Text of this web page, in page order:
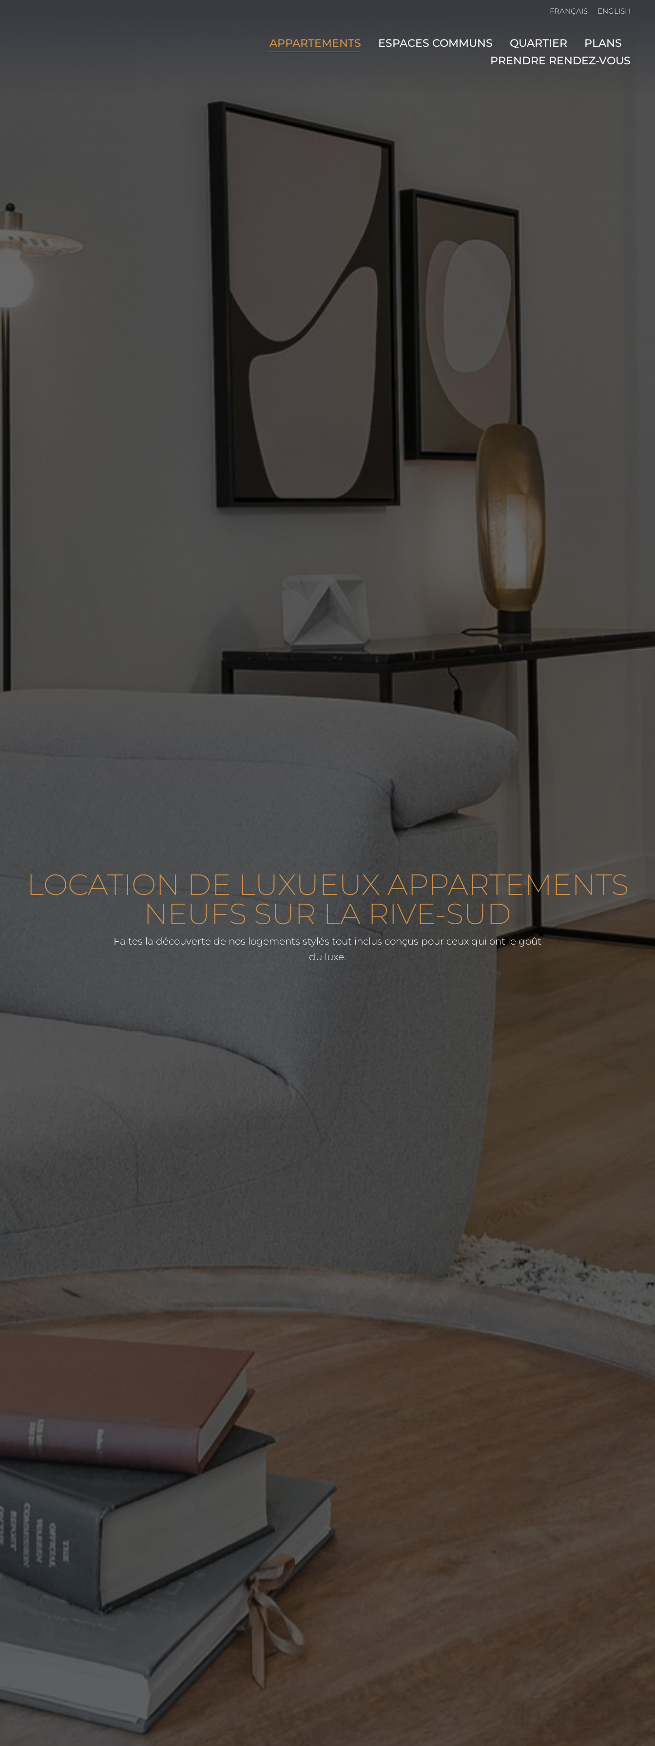
FRANÇAIS ENGLISH
APPARTEMENTS ESPACES COMMUNS QUARTIER
PLANS
PRENDRE RENDEZ-VOUS
LOCATION DE LUXUEUX APPARTEMENTS
NEUFS SUR LA RIVE-SUD
Faites la découverte de nos logements stylés tout inclus conçus pour ceux qui ont le goût
du luxe.